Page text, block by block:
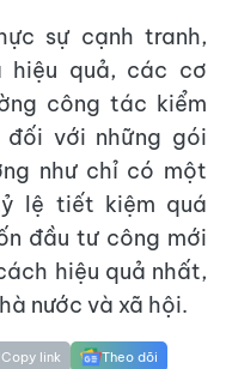
sự cạnh tranh,
hiệu quả, các cơ
công tác kiểm
với những gói
như chỉ có một
lệ tiết kiệm quá
đầu tư công mới
hiệu quả nhất,
nước và xã hội.
Copy link Theo dõi